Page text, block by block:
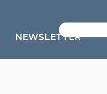
NEWSLETTER